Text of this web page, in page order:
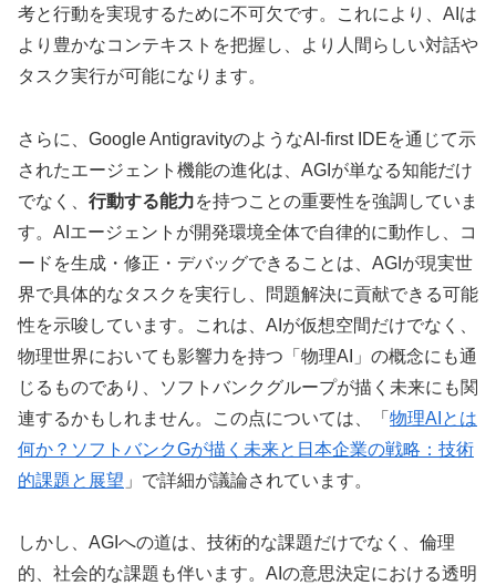
考と行動を実現するために不可欠です。これにより、AIは
より豊かなコンテキストを把握し、より人間らしい対話や
タスク実行が可能になります。
さらに、Google AntigravityのようなAI-first IDEを通じて示
されたエージェント機能の進化は、AGIが単なる知能だけ
でなく、 行動する能力を持つことの重要性を強調していま
す。AIエージェントが開発環境全体で自律的に動作し、コ
ードを生成・修正・デバッグできることは、AGIが現実世
界で具体的なタスクを実行し、問題解決に貢献できる可能
性を示唆しています。これは、AIが仮想空間だけでなく、
物理世界においても影響力を持つ「物理AI」の概念にも通
じるものであり、ソフトバンクグループが描く未来にも関
連するかもしれません。この点については、「 物理AIとは
何か？ソフトバンクGが描く未来と日本企業の戦略：技術
的課題と展望 」で詳細が議論されています。
しかし、AGIへの道は、技術的な課題だけでなく、倫理
的、社会的な課題も伴います。AIの意思決定における透明